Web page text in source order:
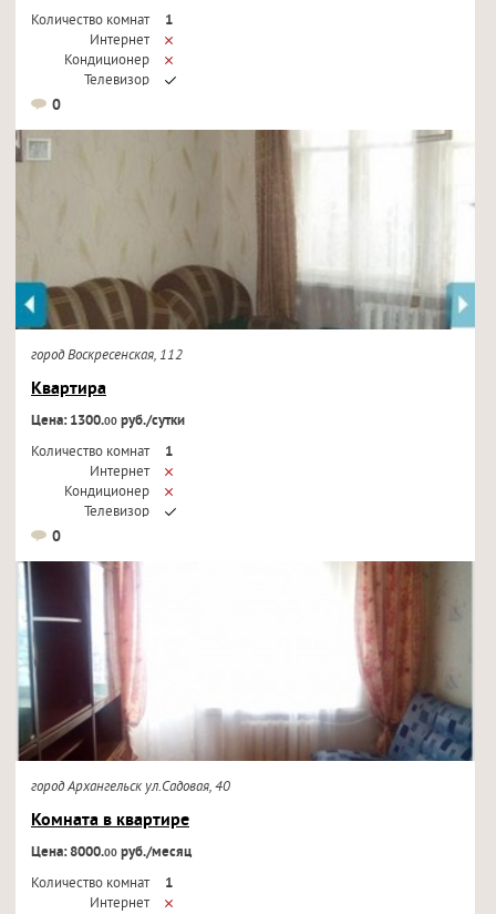
Количество комнат
1
Интернет
Кондиционер
Телевизор
0
город Воскресенская, 112
Квартира
Цена: 1300.00руб./сутки
Количество комнат
1
Интернет
Кондиционер
Телевизор
0
город Архангельск ул.Садовая, 40
Комната в квартире
Цена: 8000.00руб./месяц
Количество комнат
1
Интернет